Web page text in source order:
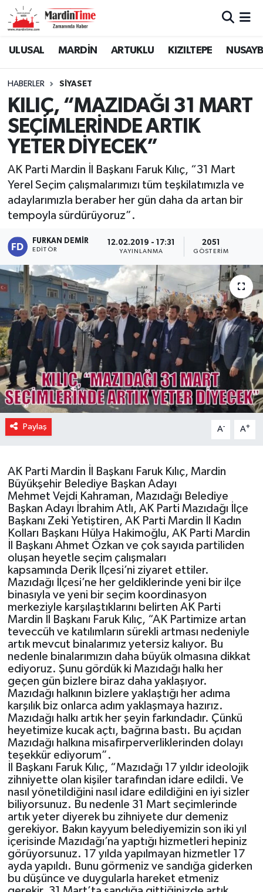
ULUSAL MARDİN ARTUKLU KIZILTEPE
HABERLER SİYASET
KILIÇ, “MAZIDAĞI 31 MART
SEÇİMLERİNDE ARTIK
YETER DİYECEK”
AK Parti Mardin İl Başkanı Faruk Kılıç, “31 Mart
Yerel Seçim çalışmalarımızı tüm teşkilatımızla ve
adaylarımızla beraber her gün daha da artan bir
tempoyla sürdürüyoruz”.
FURKAN DEMIR
EDITÖR
12.02.2019 - 17:31
YAYINLANMA
2051
GÖSTERIM
Paylaş A- A+
AK Parti Mardin İl Başkanı Faruk Kılıç, Mardin
Büyükşehir Belediye Başkan Adayı
Mehmet Vejdi Kahraman, Mazıdağı Belediye
Başkan Adayı İbrahim Atlı, AK Parti Mazıdağı İlçe
Başkanı Zeki Yetiştiren, AK Parti Mardin İl Kadın
Kolları Başkanı Hülya Hakimoğlu, AK Parti Mardin
İl Başkanı Ahmet Özkan ve çok sayıda partiliden
oluşan heyetle seçim çalışmaları
kapsamında Derik İlçesi’ni ziyaret ettiler.
Mazıdağı İlçesi’ne her geldi klerinde yeni bir ilçe
binasıyla ve yeni bir seçim koordinasyon
merkeziyle karşılaştıklarını belirten AK Parti
Mardin İl Başkanı Faruk Kılıç, “AK Partimize artan
teveccüh ve katılımların sürekli artması nedeniyle
artık mevcut binalarımız yetersiz kalıyor. Bu
nedenle binalarımızın daha büyük olmasına dikkat
ediyoruz. Şunu gördük ki Mazıdağı halkı her
geçen gün bizlere biraz daha yaklaşıyor.
Mazıdağı halkının bizlere yaklaştığı her adıma
karşılık biz onlarca adım yaklaşmaya hazırız.
Mazıdağı halkı artık her şeyin farkındadır. Çünkü
heyetimize kucak açtı, bağrına bastı. Bu açıdan
Mazıdağı halkına misafirperverliklerinden dolayı
teşekkür ediyorum”.
İl Başkanı Faruk Kılıç, “Mazıdağı 17 yıldır ideolojik
zihniyette olan kişiler tarafından idare edildi. Ve
nasıl yönetildiğini nasıl idare edildiğini en iyi sizler
biliyorsunuz. Bu nedenle 31 Mart seçimlerinde
artık yeter diyerek bu zihniyete durdemeniz
gerekiyor. Bakın kayyum belediyemizin son iki yıl
içerisinde Mazıdağı’na yaptığı hizmetleri hepiniz
görüyorsunuz. 17 yılda yapılmayan hizmetler 17
ayda yapıldı. Bunu görmeniz ve sandığa giderken
bu düşünce ve duygu larla hareket etmeniz
Mardin Nöbetçi Eczaneler
Mardin Namaz Vakitleri
Mardin Trafik Yoğunluk Haritası
Süper Lig Puan Durumu ve Fikstür
Tüm Manşetler
Son Dakika Haberleri
Haber Arşivi